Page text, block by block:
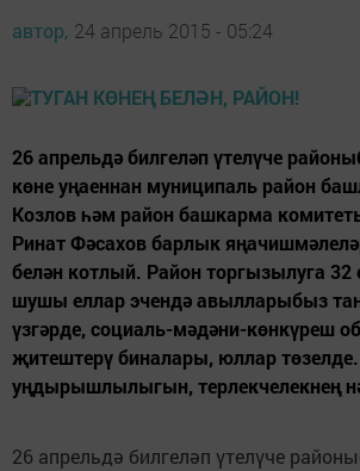
автор, 24 апрель 2015 - 05:24
26 апрельдә билгеләп үтелүче
көне уңаеннан муниципаль район
Козлов һәм район башкарма
Ринат Фәсахов барлык
белән котлый. Район торгызылуга 32
шушы еллар эчендә авылларыбыз
үзгәрде, социаль-мәдәни-көнкүреш
җитештерү биналары, юллар
уңдырышлылыгын, терлекчелекнең
26 апрельдә билгеләп үтелүче